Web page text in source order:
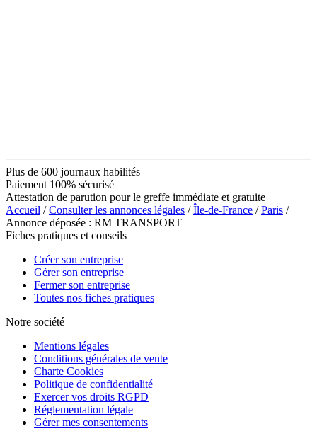
Plus de 600 journaux habilités
Paiement 100% sécurisé
Attestation de parution pour le greffe immédiate et gratuite
Accueil /Consulter les annonces légales /Île-de-France /Paris /
Annonce déposée : RM TRANSPORT
Fiches pratiques et conseils
Créer son entreprise
Gérer son entreprise
Fermer son entreprise
Toutes nos fiches pratiques
Notre société
Mentions légales
Conditions générales de vente
Charte Cookies
Politique de confidentialité
Exercer vos droits RGPD
Réglementation légale
Gérer mes consentements